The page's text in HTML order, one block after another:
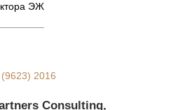
ЭЖ
2016
Consulting,